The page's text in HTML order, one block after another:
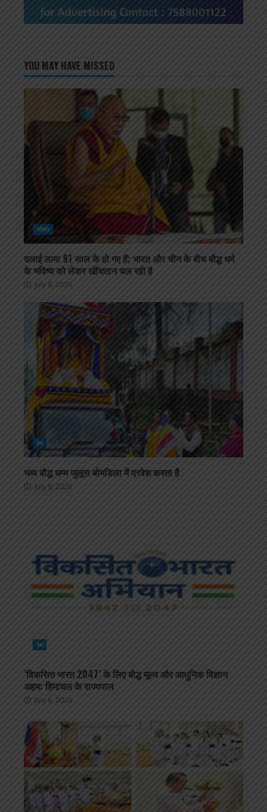
YOU MAY HAVE MISSED
सोशल
दलाई लामा 91 साल के हो गए हैं; भारत और चीन के बीच बौद्ध धर्म
के भविष्य को लेकर खींचतान चल रही है
July 8, 2026
देश
भव्य बौद्ध धम्म जुलूस बोमडिला में प्रवेश करता है
July 6, 2026
देश
‘विकसित भारत 2047’ के लिए बौद्ध मूल्य और आधुनिक विज्ञान
अहम: हिमाचल के राज्यपाल
July 6, 2026